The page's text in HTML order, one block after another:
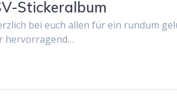
Stickeralbum
bei euch allen für ein rundum
hervorragend…